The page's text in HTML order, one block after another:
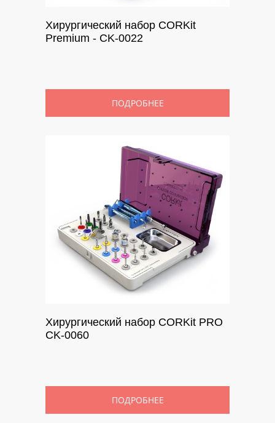
Хирургический набор CORKit
Premium - CK-0022
ПОДРОБНЕЕ
Хирургический набор CORKit PRO
CK-0060
ПОДРОБНЕЕ